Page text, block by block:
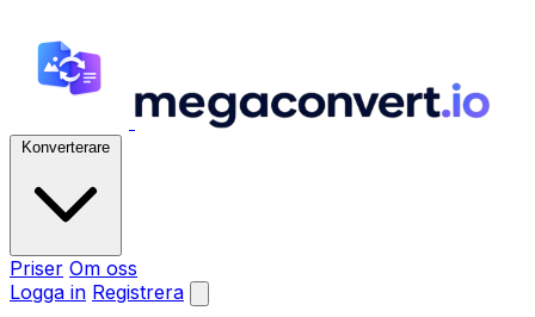
Konverterare
Priser Om oss
Logga in Registrera